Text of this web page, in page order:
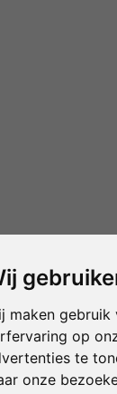
maken
op
te
onze
van deze site